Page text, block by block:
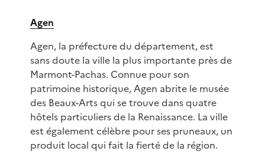
Agen
Agen, la préfecture du département, est
sans doute la ville la plus importante près de
Marmont-Pachas. Connue pour son
patrimoine historique, Agen abrite le musée
des Beaux-Arts qui se trouve dans quatre
hôtels particuliers de la Renaissance. La ville
est également célèbre pour ses pruneaux, un
produit local qui fait la fierté de la région.